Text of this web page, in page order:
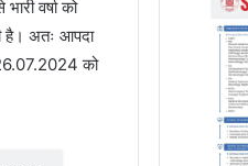
वर्षा को
है। अतः आपदा
को